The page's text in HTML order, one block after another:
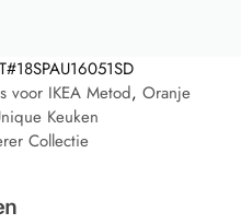
voor IKEA Metod, Oranje
Keuken
Collectie